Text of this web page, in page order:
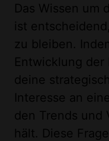
Das Wissen um
ist
zu bleiben.
Entwicklung der
deine
Interesse an
den Trends und
hält. Diese